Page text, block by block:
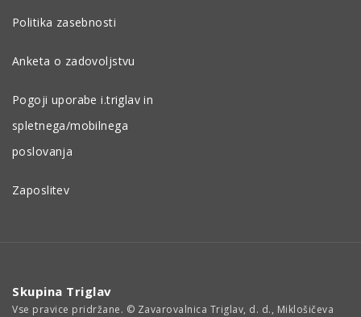
Politika zasebnosti
Anketa o zadovoljstvu
Pogoji uporabe i.triglav in
spletnega/mobilnega
poslovanja
Zaposlitev
Skupina Triglav
Vse pravice pridržane. © Zavarovalnica Triglav, d. d., Miklošičeva